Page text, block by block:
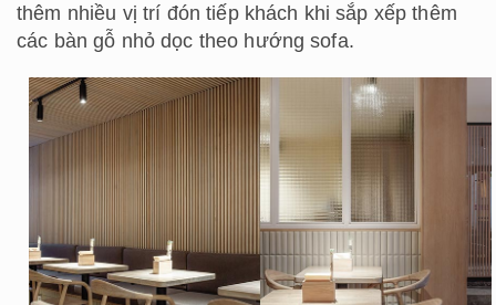
thêm nhiều vị trí đón tiếp khách khi sắp xếp thêm
các bàn gỗ nhỏ dọc theo hướng sofa.